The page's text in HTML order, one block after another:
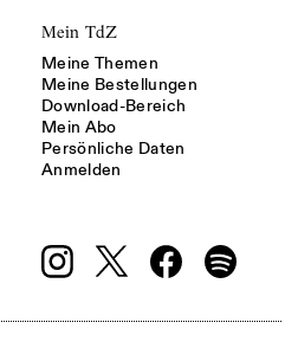
Mein TdZ
Meine Themen
Meine Bestellungen
Download-Bereich
Mein Abo
Persönliche Daten
Anmelden